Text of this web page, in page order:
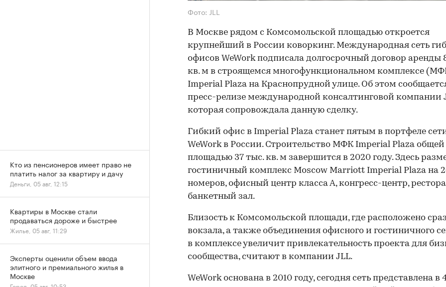
Фото: JLL
В Москве рядом с Комсомольской площадью откроется
крупнейший в России коворкинг. Международная сеть
офисов WeWork подписала долгосрочный договор аренды
кв. м в строящемся многофункциональном комплексе
Imperial Plaza на Краснопрудной улице. Об этом
пресс-релизе международной консалтинговой компании
которая сопровождала данную сделку.
Гибкий офис в Imperial Plaza станет пятым в портфеле
WeWork в России. Строительство МФК Imperial Plaza общей
площадью 37 тыс. кв. м завершится в 2020 году. Здесь
гостиничный комплекс Moscow Marriott Imperial Plaza на
номеров, офисный центр класса А, конгресс-центр,
банкетный зал.
Близость к Комсомольской площади, где расположено
вокзала, а также объединения офисного и гостиничного
в комплексе увеличит привлекательность проекта для
сообщества, считают в компании JLL.
WeWork основана в 2010 году, сегодня сеть представлена в
Кто из пенсионеров имеет право не
платить налог за квартиру и дачу
Деньги, 05 авг, 12:15
Квартиры в Москве стали
продаваться дороже и быстрее
Жилье, 05 авг, 11:29
Эксперты оценили объем ввода
элитного и премиального жилья в
Москве